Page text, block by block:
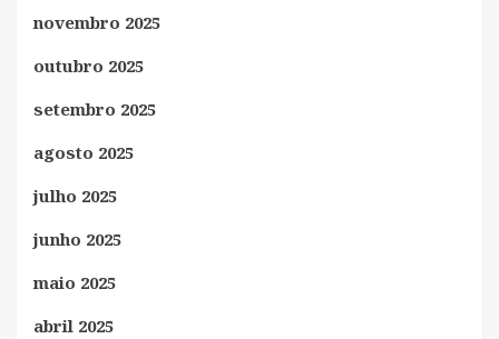
novembro 2025
outubro 2025
setembro 2025
agosto 2025
julho 2025
junho 2025
maio 2025
abril 2025